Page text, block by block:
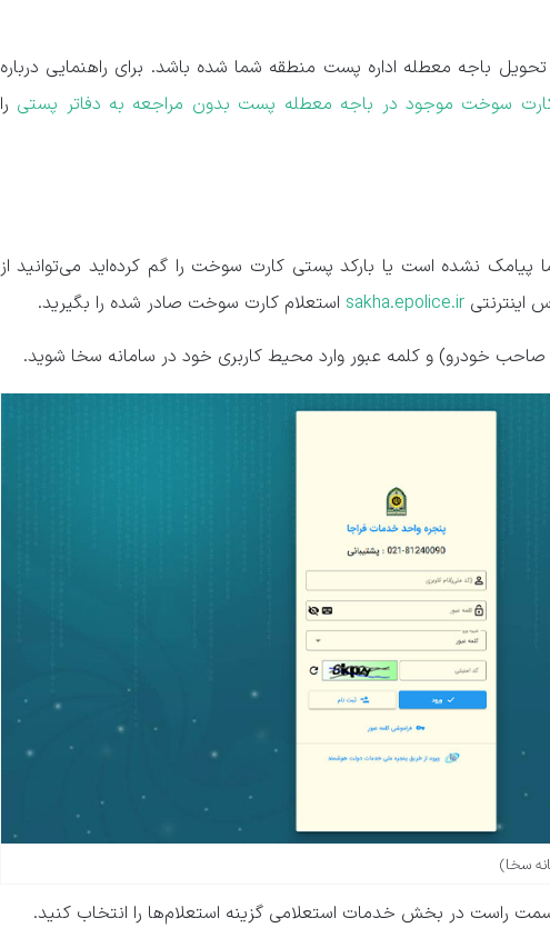
باجه معطله اداره پست منطقه شما شده باشد. برای راهنمایی درباره
سوخت موجود در باجه معطله پست بدون مراجعه به دفاتر پستی را
نشده است یا بارکد پستی کارت سوخت را گم کرده‌اید می‌توانید از
اینترنتی sakha.epolice.ir استعلام کارت سوخت صادر شده را بگیرید.
صاحب خودرو) و کلمه عبور وارد محیط کاربری خود در سامانه سخا شوید.
سخا)
راست در بخش خدمات استعلامی گزینه استعلام‌ها را انتخاب کنید.